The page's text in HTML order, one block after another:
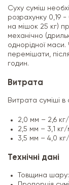
Суху суміш
розрахунку 0,19 -
на мішок 25 кг)
механічно
однорідної
перемішати,
годин.
Витрата
Витрата суміші
2,0 мм – 2,6
2,5 мм – 3,1 кг/
3,5 мм – 4,0
Технічні дані
Товщина